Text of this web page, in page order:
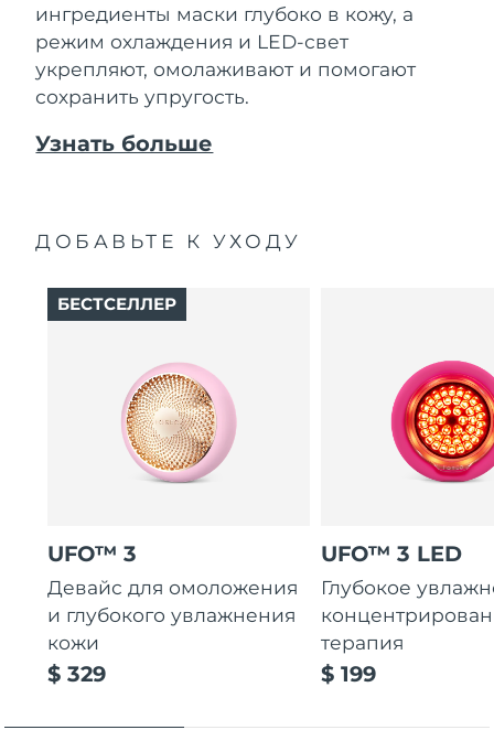
ингредиенты маски глубоко в кожу, а
режим охлаждения и LED-свет
укрепляют, омолаживают и помогают
сохранить упругость.
Узнать больше
ДОБАВЬТЕ К УХОДУ
UFO™ 3
Девайс для омоложения
и глубокого увлажнения
кожи
$ 329
БЕСТСЕЛЛЕР
UFO™ 3 LED
Глубокое
терапия
$ 199